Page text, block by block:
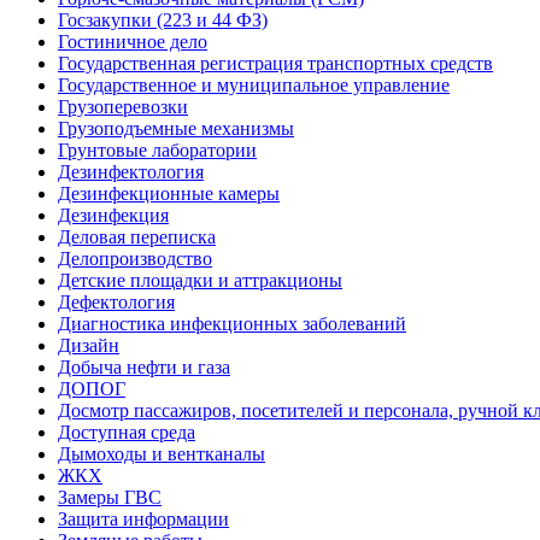
Госзакупки (223 и 44 ФЗ)
Гостиничное дело
Государственная регистрация транспортных средств
Государственное и муниципальное управление
Грузоперевозки
Грузоподъемные механизмы
Грунтовые лаборатории
Дезинфектология
Дезинфекционные камеры
Дезинфекция
Деловая переписка
Делопроизводство
Детские площадки и аттракционы
Дефектология
Диагностика инфекционных заболеваний
Дизайн
Добыча нефти и газа
ДОПОГ
Досмотр пассажиров, посетителей и персонала, ручной
Доступная среда
Дымоходы и вентканалы
ЖКХ
Замеры ГВС
Защита информации